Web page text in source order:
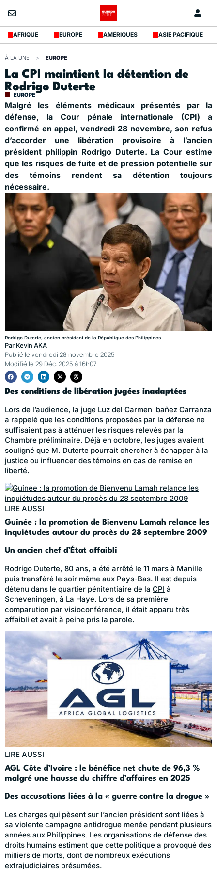
AFRIQUE EUROPE AMÉRIQUES ASIE PACIFIQUE
À LA UNE > EUROPE
La CPI maintient la détention de
Rodrigo Duterte
EUROPE
Malgré les éléments médicaux présentés par la
défense, la Cour pénale internationale (CPI) a
confirmé en appel, vendredi 28 novembre, son refus
d’accorder une libération provisoire à l’ancien
président philippin Rodrigo Duterte. La Cour estime
que les risques de fuite et de pression potentielle sur
des témoins rendent sa détention toujours
nécessaire.
Rodrigo Duterte, ancien président de la République des Philippines
Par Kevin AKA
Publié le vendredi 28 novembre 2025
Modifié le 29 Déc. 2025 à 16h07
Des conditions de libération jugées inadaptées
Lors de l’audience, la juge Luz del Carmen Ibañez Carranza
a rappelé que les conditions proposées par la défense ne
suffisaient pas à atténuer les risques relevés par la
Chambre préliminaire. Déjà en octobre, les juges avaient
souligné que M. Duterte pourrait chercher à échapper à la
justice ou influencer des témoins en cas de remise en
liberté.
LIRE AUSSI
Guinée : la promotion de Bienvenu Lamah relance les
inquiétudes autour du procès du 28 septembre 2009
Un ancien chef d’État affaibli
Rodrigo Duterte, 80 ans, a été arrêté le 11 mars à Manille
puis transféré le soir même aux Pays-Bas. Il est depuis
détenu dans le quartier pénitentiaire de la CPI à
Scheveningen, à La Haye. Lors de sa première
comparution par visioconférence, il était apparu très
affaibli et avait à peine pris la parole.
LIRE AUSSI
AGL Côte d’Ivoire : le bénéfice net chute de 96,3 %
malgré une hausse du chiffre d’affaires en 2025
Des accusations liées à la « guerre contre la drogue »
Les charges qui pèsent sur l’ancien président sont liées à
sa violente campagne antidrogue menée pendant plusieurs
années aux Philippines. Les organisations de défense des
droits humains estiment que cette politique a provoqué des
milliers de morts, dont de nombreux exécutions
extrajudiciaires présumées.